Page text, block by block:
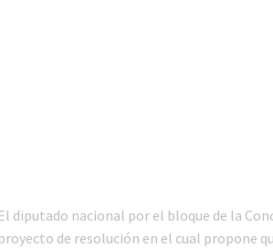
El diputado nacional por el bloque de la
proyecto de resolución en el cual propone